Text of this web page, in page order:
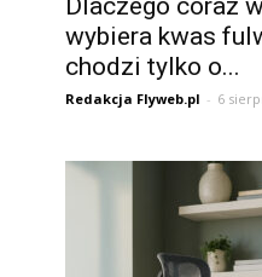
Dlaczego coraz
wybiera kwas
chodzi tylko o...
Redakcja Flyweb.pl - 6